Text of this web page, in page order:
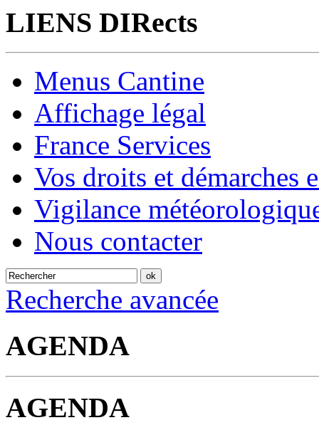
LIENS DIRects
Menus Cantine
Affichage légal
France Services
Vos droits et démarches
Vigilance
Nous contacter
Recherche avancée
AGENDA
AGENDA